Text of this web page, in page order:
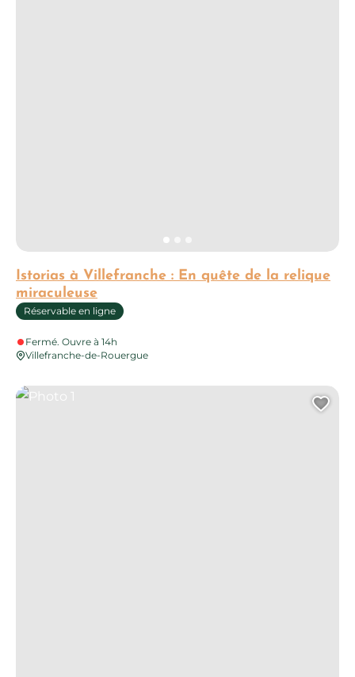
Istorias à Villefranche : En quête de la relique
miraculeuse
Réservable en ligne
Fermé. Ouvre à 14h
Villefranche-de-Rouergue
Photo 1